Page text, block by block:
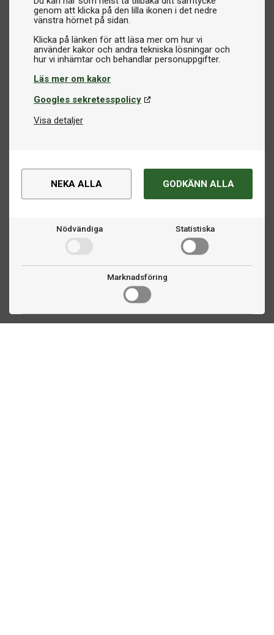
genom att klicka på den lilla ikonen i det nedre
vänstra hörnet på sidan.
Klicka på länken för att läsa mer om hur vi
använder kakor och andra tekniska lösningar och
Läs mer om kakor
Googles sekretesspolicy
Visa detaljer
NEKA ALLA GODKÄNN ALLA
Nödvändiga Statistiska
Marknadsföring